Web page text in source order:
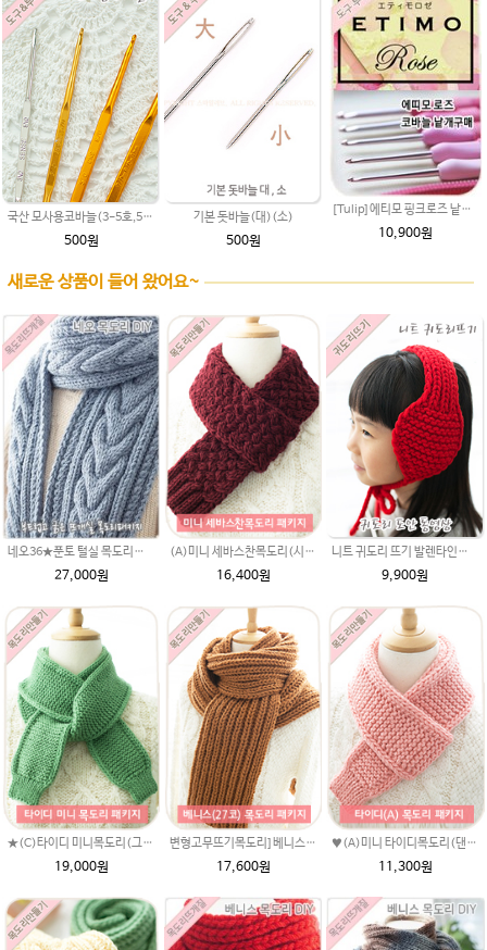
국산 모사용코바늘(3-5호,5-6호,7-8호)
500원
기본 돗바늘(대)(소)
500원
[Tulip]에티모 핑크로즈 낱개구매 /수입명품 코바늘/튤립 코바늘/코바늘/손뜨개 100%정품 일본수입수입코바늘가격파괴 /에띠모 로즈 모사용 코바늘
10,900원
새로운 상품이 들어 왔어요~
네오36★푼토 털실 목도리뜨개질 손뜨개
27,000원
(A)미니 세바스찬목도리(시크릿울) 패키지(도안+뜨개실)/자라무늬/미니 머플러/미니목도리뜨기/자라무늬뜨기/손뜨개목도리/미니뜨개질목도리/뜨개질목도리
16,400원
니트 귀도리 뜨기 발렌타인울 털실 DIY 재료 패키지/귀도리 만들기/귀도리 도안 동영상 / 아기 여자 귀도리
9,900원
★(C)타이디 미니목도리(그레이스메리노울)패키지(유료강좌)/미니 머플러/미니목도리뜨기/좁은 고무단/손뜨개목도리/미니뜨개질목도리/뜨개질목도리/변형고무단/변형 고무단뜨기
19,000원
변형고무뜨기목도리]베니스(댄디울) 27코 DIY 재료 패키지/남여 커플목도리뜨개질 털실 김C변형고무뜨기목도리/목도리만들기/뜨개질목도리
17,600원
♥(A)미니 타이디목도리(댄디울)패키지(유료강좌)/미니 머플러/미니목도리뜨기/좁은 고무단/손뜨개목도리/미니뜨개질목도리/뜨개질목도리/변형고무단/변형 고무단뜨기
11,300원